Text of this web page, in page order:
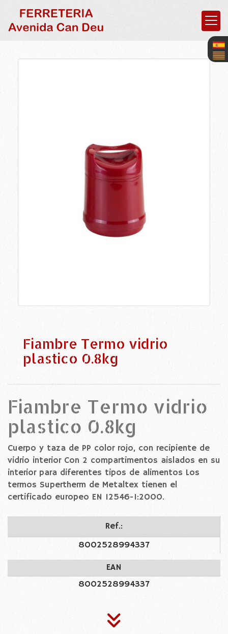
Fiambre Termo vidrio
plastico 0.8kg
Fiambre Termo vidrio
plastico 0.8kg
Cuerpo y taza de PP color rojo, con recipiente de
vidrio interior Con 2 compartimentos aislados en su
interior para diferentes tipos de alimentos Los
termos Supertherm de Metaltex tienen el
certificado europeo EN 12546-1:2000.
Ref.:
8002528994337
EAN
8002528994337